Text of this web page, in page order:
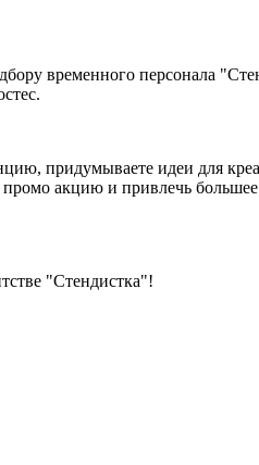
временного персонала
придумываете идеи для
акцию и привлечь
"Стендистка"!